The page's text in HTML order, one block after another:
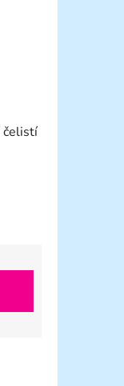
čelistí